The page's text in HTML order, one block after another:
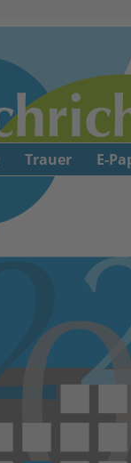
Trauer E-